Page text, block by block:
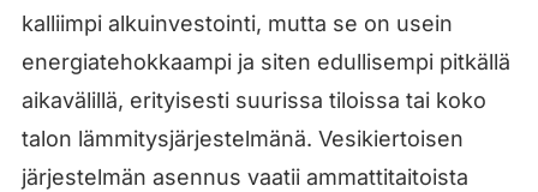
kalliimpi alkuinvestointi, mutta se on usein
energiatehokkaampi ja siten edullisempi pitkällä
aikavälillä, erityisesti suurissa tiloissa tai koko
talon lämmitysjärjestelmänä. Vesikiertoisen
järjestelmän asennus vaatii ammattitaitoista